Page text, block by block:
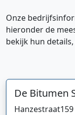
Onze
hieronder de
bekijk hun
De Bitumen
Hanzestraat159